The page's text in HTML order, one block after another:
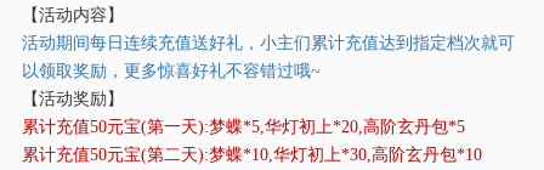
【活动内容】
活动期间每日连续充值送好礼，小主们累计充值达到指定档次就可
以领取奖励，更多惊喜好礼不容错过哦~
【活动奖励】
累计充值50元宝(第一天):梦蝶*5,华灯初上*20,高阶玄丹包*5
累计充值50元宝(第二天):梦蝶*10,华灯初上*30,高阶玄丹包*10